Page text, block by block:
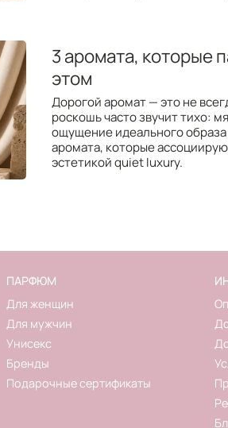
3 аромата, которые
этом
Дорогой аромат — это не
роскошь часто звучит тихо:
ощущение идеального
аромата, которые
эстетикой quiet luxury.
ПАРФЮМ
Для женщин
Для мужчин
Унисекс
Бренды
Подарочные сертификаты